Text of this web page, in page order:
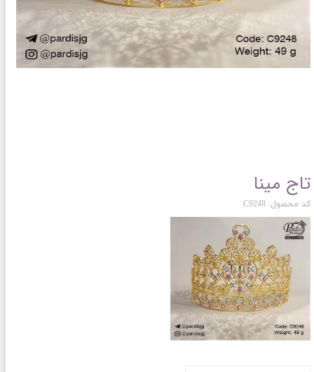
تاج مینا
کد محصول: C9248